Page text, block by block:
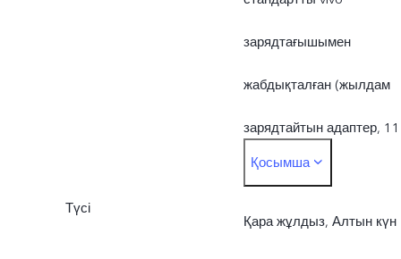
қолданбалар орын
алатындықтан, нақты
қолжетімді ТЖЖ 128/
Гб-дан кем.
зарядтағышымен
жабдықталған (жылдам
зарядтайтын адаптер, 11
В / 4 А) және 44 Вт-қа
дейін қолдау көрсетеді.
Қосымша
Түсі
Қара жұлдыз, Алтын күн